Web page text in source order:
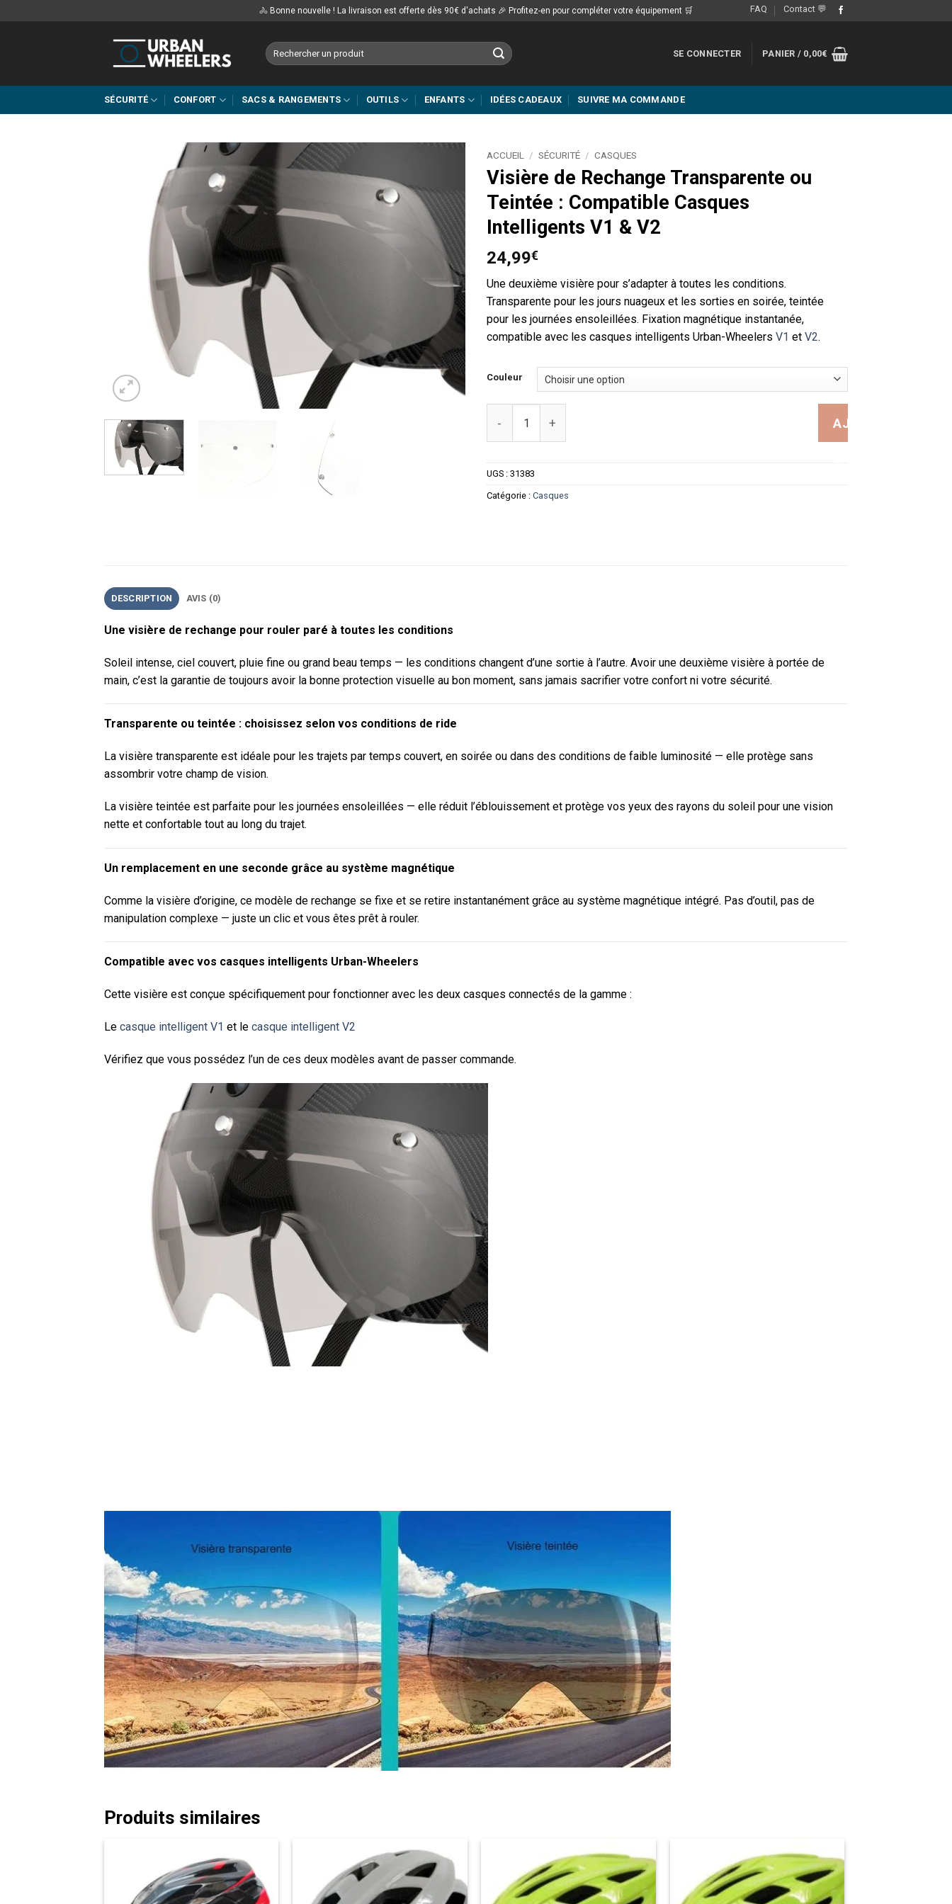
au
🚴 Bonne nouvelle ! La livraison est offerte dès 90€ d'achats 🎉 Profitez-en pour compléter votre équipement 🛒 FAQ Contact 💬
Recherche
pour :
SE CONNECTER PANIER / 0,00€
SÉCURITÉ CONFORT SACS & RANGEMENTS OUTILS ENFANTS IDÉES CADEAUX SUIVRE MA COMMANDE
ACCUEIL / SÉCURITÉ / CASQUES
Visière de Rechange Transparente ou
Teintée : Compatible Casques
Intelligents V1 & V2
24,99€
Une deuxième visière pour s’adapter à toutes les conditions.
Transparente pour les jours nuageux et les sorties en soirée, teintée
pour les journées ensoleillées. Fixation magnétique instantanée,
compatible avec les casques intelligents Urban-Wheelers V1 et V2.
Couleur
AJOUTER
AU
UGS : 31383
Catégorie : Casques
DESCRIPTION AVIS (0)
Une visière de rechange pour rouler paré à toutes les conditions
Soleil intense, ciel couvert, pluie fine ou grand beau temps — les conditions changent d’une sortie à l’autre. Avoir une deuxième visière à portée de
main, c’est la garantie de toujours avoir la bonne protection visuelle au bon moment, sans jamais sacrifier votre confort ni votre sécurité.
Transparente ou teintée : choisissez selon vos conditions de ride
La visière transparente est idéale pour les trajets par temps couvert, en soirée ou dans des conditions de faible luminosité — elle protège sans
assombrir votre champ de vision.
La visière teintée est parfaite pour les journées ensoleillées — elle réduit l’éblouissement et protège vos yeux des rayons du soleil pour une vision
nette et confortable tout au long du trajet.
Un remplacement en une seconde grâce au système magnétique
Comme la visière d’origine, ce modèle de rechange se fixe et se retire instantanément grâce au système magnétique intégré. Pas d’outil, pas de
manipulation complexe — juste un clic et vous êtes prêt à rouler.
Compatible avec vos casques intelligents Urban-Wheelers
Cette visière est conçue spécifiquement pour fonctionner avec les deux casques connectés de la gamme :
Le casque intelligent V1 et le casque intelligent V2
Vérifiez que vous possédez l’un de ces deux modèles avant de passer commande.
Produits similaires